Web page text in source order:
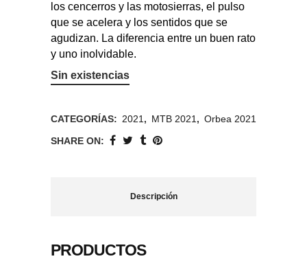
los cencerros y las motosierras, el pulso
que se acelera y los sentidos que se
agudizan. La diferencia entre un buen rato
y uno inolvidable.
Sin existencias
CATEGORÍAS: 2021 , MTB 2021 , Orbea 2021
SHARE ON:
Descripción
PRODUCTOS